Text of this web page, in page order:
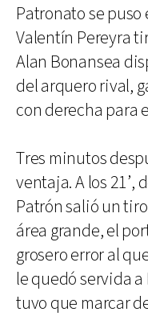
Patronato se
Valentín Pereyra
Alan Bonansea
del arquero rival,
con derecha para
Tres minutos
ventaja. A los 21’,
Patrón salió un
área grande, el
grosero error al
le quedó servida
tuvo que marcar